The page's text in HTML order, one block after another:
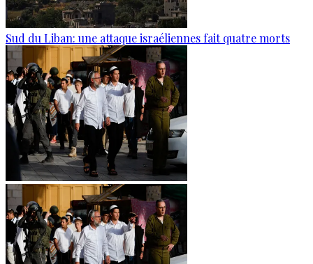
Sud du Liban: une attaque israéliennes fait quatre morts